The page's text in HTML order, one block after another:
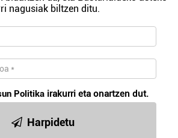
nagusiak biltzen ditu.
Politika irakurri eta onartzen dut.
Harpidetu